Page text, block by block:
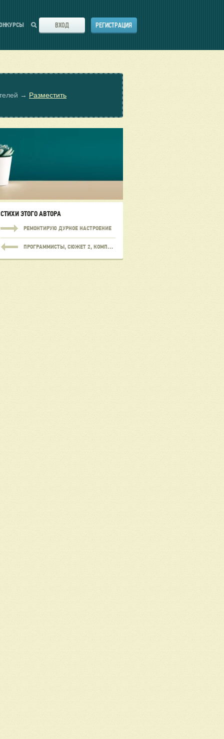
ВХОД РЕГИСТРАЦИЯ
→ Разместить
СТИХИ ЭТОГО АВТОРА
РЕМОНТИРУЮ ДУРНОЕ НАСТРОЕНИЕ
ПРОГРАММИСТЫ, СЮЖЕТ 2, КОМПЬЮТЕРНЫЕ СНЫ И ФЕОДАЛИЗМ